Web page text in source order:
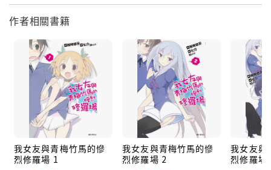
作者相關書籍
我女友與青梅竹馬的慘
烈修羅場 1
我女友與青梅竹馬的慘
烈修羅場 2
我女友與
烈修羅場